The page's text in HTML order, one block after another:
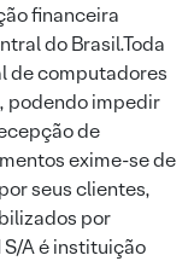
financeira
do Brasil.Toda
de computadores
podendo impedir
de
exime-se de
seus clientes,
por
A é instituição